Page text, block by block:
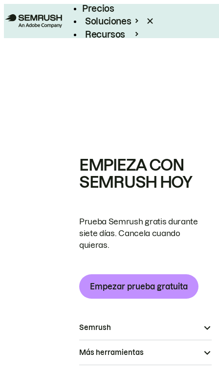
Precios
Soluciones
Recursos
EMPIEZA CON
SEMRUSH HOY
Prueba Semrush gratis durante
siete días. Cancela cuando
quieras.
Empezar prueba gratuita
Semrush
Más herramientas